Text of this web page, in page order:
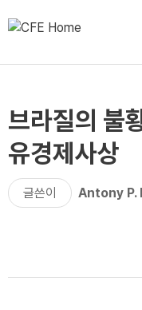
브라질의 불
유경제사상
글쓴이 Antony P.